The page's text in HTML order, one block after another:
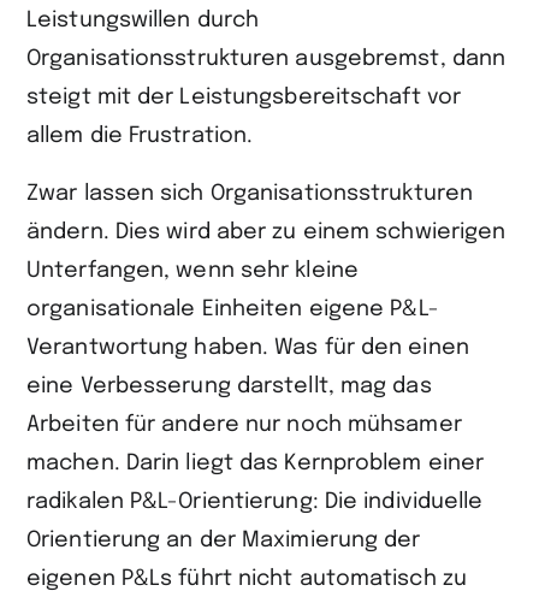
Leistungswillen durch
Organisationsstrukturen ausgebremst, dann
steigt mit der Leistungsbereitschaft vor
allem die Frustration.
Zwar lassen sich Organisationsstrukturen
ändern. Dies wird aber zu einem schwierigen
Unterfangen, wenn sehr kleine
organisationale Einheiten eigene P&L-
Verantwortung haben. Was für den einen
eine Verbesserung darstellt, mag das
Arbeiten für andere nur noch mühsamer
machen. Darin liegt das Kernproblem einer
radikalen P&L-Orientierung: Die individuelle
Orientierung an der Maximierung der
eigenen P&Ls führt nicht automatisch zu